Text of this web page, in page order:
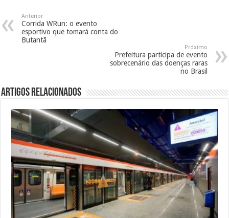
Anterior
Corrida WRun: o evento
esportivo que tomará conta do
Butantã
Próximo
Prefeitura participa de evento
sobrecenário das doenças raras
no Brasil
Artigos Relacionados